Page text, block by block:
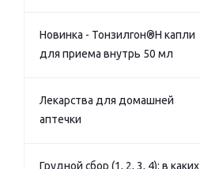
Новинка - Тонзилгон®Н капли
для приема внутрь 50 мл
Лекарства для домашней
аптечки
Грудной сбор (1, 2, 3, 4): в каких